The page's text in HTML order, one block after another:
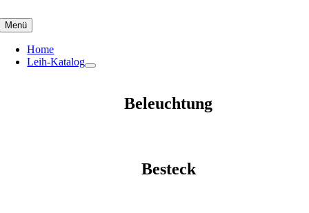
to
content
Menü
Home
Leih-Katalog
Beleuchtung
Besteck